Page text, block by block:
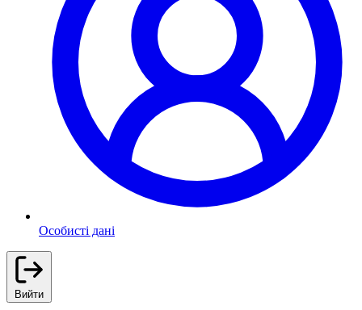
Особисті дані
Вийти